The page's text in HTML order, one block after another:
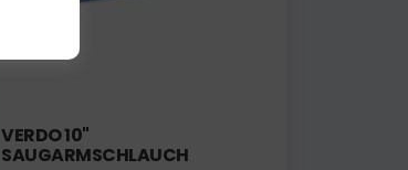
VERDO 10"
SAUGARMSCHLAUCH